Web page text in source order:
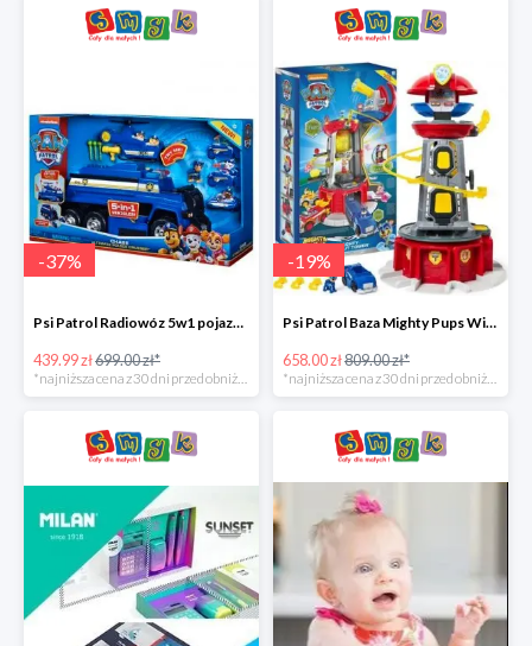
-37%
Psi Patrol Radiowóz 5w1 pojazd ratunkowy z figurką Chase'a -37%
439.99 zł699.00 zł*
-19%
Psi Patrol Baza Mighty Pups Wieża obserwacyjna+pojazd z figurką -19%
658.00 zł809.00 zł*